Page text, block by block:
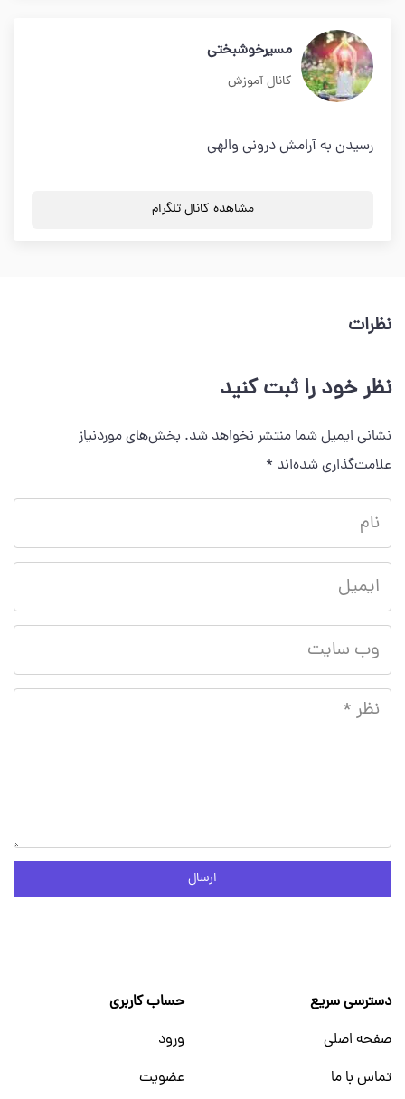
مسیرخوشبختی
کانال آموزش
رسیدن به آرامش درونی والهی
مشاهده کانال تلگرام
نظرات
نظر خود را ثبت کنید
نشانی ایمیل شما منتشر نخواهد شد. بخش‌های موردنیاز
علامت‌گذاری شده‌اند *
ارسال
دسترسی سریع
صفحه اصلی
تماس با ما
حساب کاربری
ورود
عضویت